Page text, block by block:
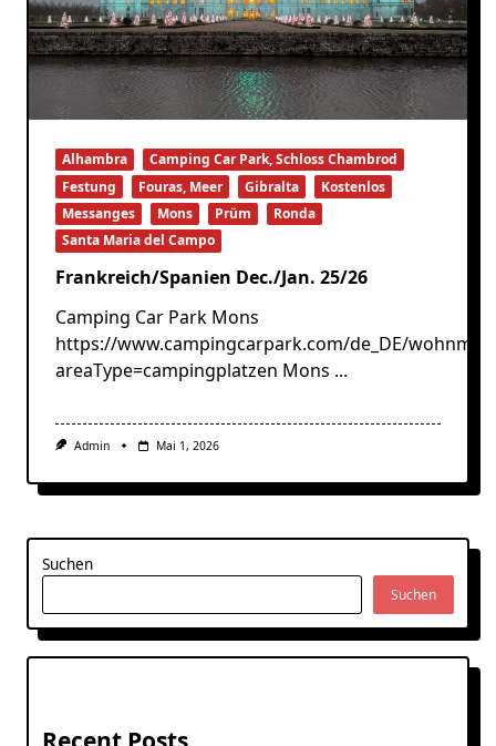
Alhambra
Camping Car Park, Schloss Chambrod
Festung
Fouras, Meer Gibralta
Kostenlos
Messanges
Mons Prüm
Ronda
Santa Maria del Campo
Frankreich/Spanien Dec./Jan. 25/26
Camping Car Park Mons
https://www.campingcarpark.com/de_DE/
areaType=campingplatzen Mons ...
Admin Mai 1, 2026
Suchen
Suchen